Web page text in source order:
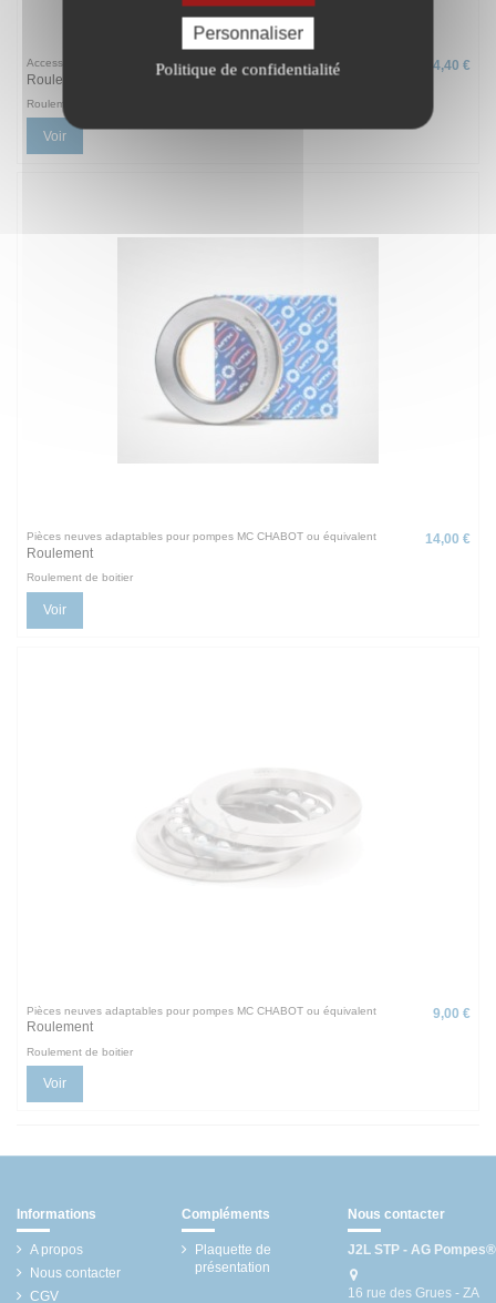
Accessoires
Roulement
4,40 €
Roulement de carter/flasque avant et arrière moteur AC MOTOREN
Voir
Pièces neuves adaptables pour pompes MC CHABOT ou équivalent
Roulement
14,00 €
Roulement de boitier
Voir
Pièces neuves adaptables pour pompes MC CHABOT ou équivalent
Roulement
9,00 €
Roulement de boitier
Voir
Informations
A propos
Nous contacter
CGV
Compléments
Plaquette de
présentation
Nous contacter
J2L STP - AG Pompes®
16 rue des Grues - ZA
Personnaliser
Politique de confidentialité